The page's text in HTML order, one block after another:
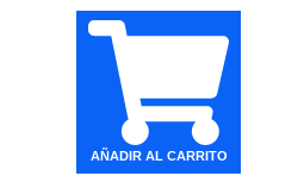
AÑADIR AL CARRITO